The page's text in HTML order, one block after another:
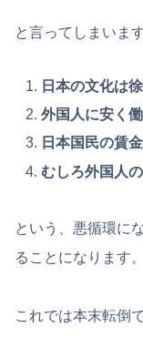
と言ってしまいます
日本の文化は
外国人に安く
日本国民の賃
むしろ外国人
という、悪循環に
ることになります
これでは本末転倒